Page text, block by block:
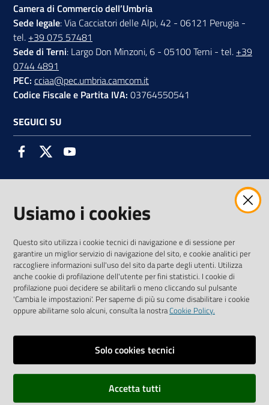
Camera di Commercio dell’Umbria
Sede legale: Via Cacciatori delle Alpi, 42 - 06121 Perugia -
tel. +39 075 57481
Sede di Terni: Largo Don Minzoni, 6 - 05100 Terni - tel. +39
0744 4891
PEC: cciaa@pec.umbria.camcom.it
Codice Fiscale e Partita IVA: 03764550541
SEGUICI SU
FacebookTwitter
AMMINISTRAZIONE TRASPARENTE INTERCAM S.C.A.R.L.
Vai alla pagina
Media Policy
Mappa del sito
Usiamo i cookies
Questo sito utilizza i cookie tecnici di navigazione e di sessione per
garantire un miglior servizio di navigazione del sito, e cookie analitici per
raccogliere informazioni sull'uso del sito da parte degli utenti. Utilizza
anche cookie di profilazione dell'utente per fini statistici. I cookie di
profilazione puoi decidere se abilitarli o meno cliccando sul pulsante
'Cambia le impostazioni'. Per saperne di più su come disabilitare i cookie
oppure abilitarne solo alcuni, consulta la nostraCookie Policy.
Solo cookies tecnici
Accetta tutti